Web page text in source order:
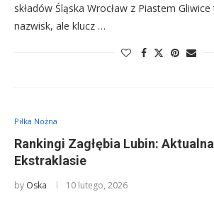
składów Śląska Wrocław z Piastem
nazwisk, ale klucz …
Piłka Nożna
Rankingi Zagłębia Lubin:
Ekstraklasie
by Oska 10 lutego, 2026